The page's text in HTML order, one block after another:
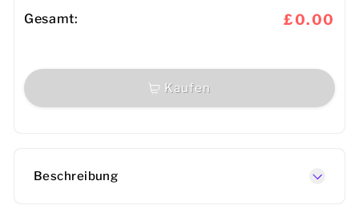
Gesamt: £0.00
Kaufen
Beschreibung